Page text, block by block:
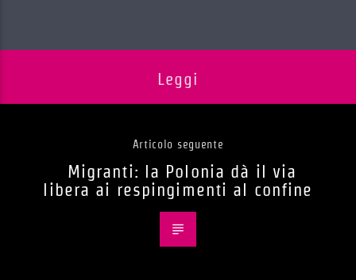
Leggi
Articolo seguente
Migranti: la Polonia dà il via
libera ai respingimenti al confine